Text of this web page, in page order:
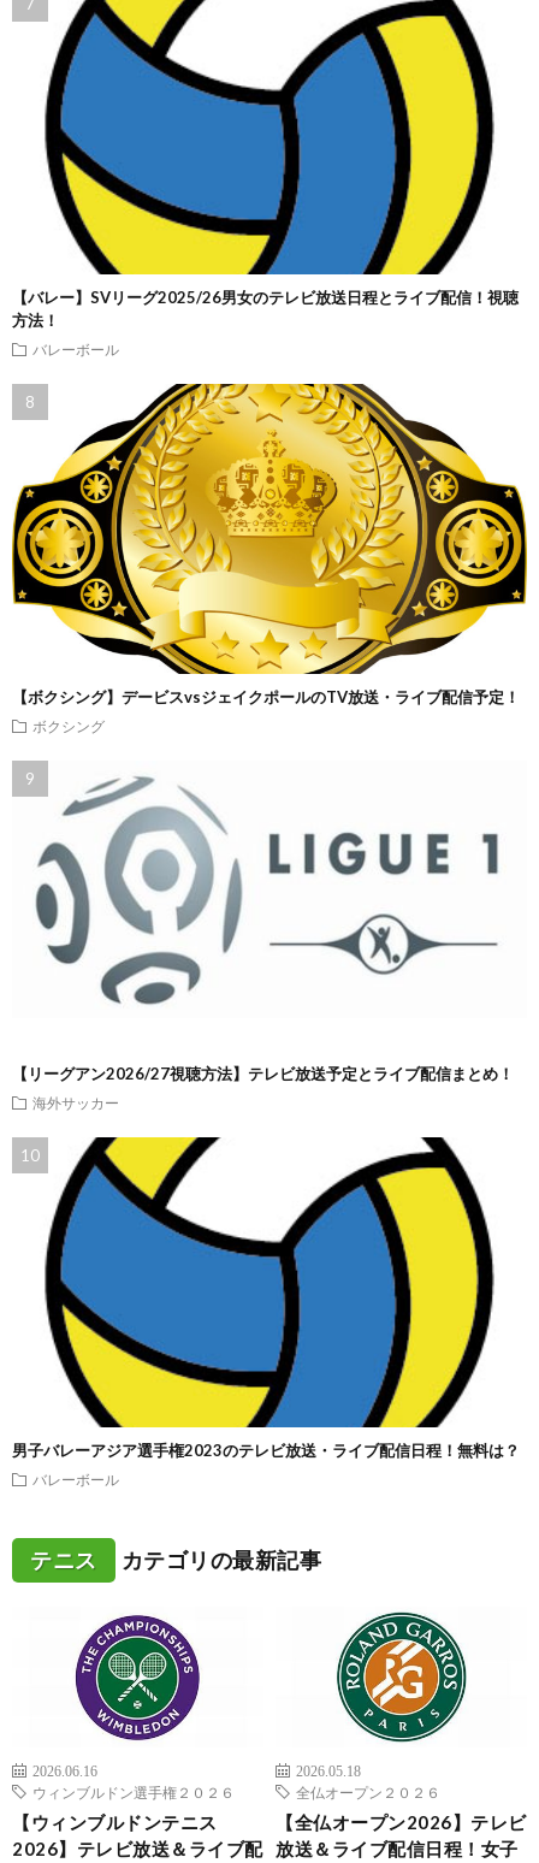
【バレー】SVリーグ2025/26男女のテレビ放送日程とライブ配信！視聴
方法！
バレーボール
【ボクシング】デービスvsジェイクポールのTV放送・ライブ配信予定！
ボクシング
【リーグアン2026/27視聴方法】テレビ放送予定とライブ配信まとめ！
海外サッカー
男子バレーアジア選手権2023のテレビ放送・ライブ配信日程！無料は？
バレーボール
テニス カテゴリの最新記事
2026.06.16
ウィンブルドン選手権２０２６
【ウィンブルドンテニス
2026】テレビ放送＆ライブ配
2026.05.18
全仏オープン２０２６
【全仏オープン2026】テレビ
放送＆ライブ配信日程！女子